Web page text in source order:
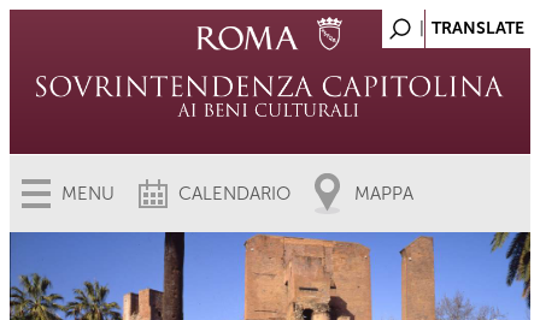
MENU CALENDARIO MAPPA